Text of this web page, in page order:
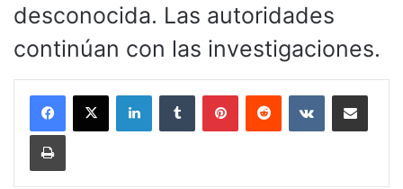
desconocida. Las autoridades
continúan con las investigaciones.
LinkedInTumblr PinterestReddit VKontakteCompartir por
Imprimir